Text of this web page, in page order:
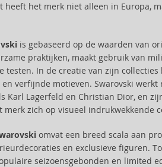
heeft het merk niet alleen in Europa,
is gebaseerd op de waarden van
praktijken, maakt gebruik van
testen. In de creatie van zijn
verfijnde motieven. Swarovski
Karl Lagerfeld en Christian Dior, en
merk zich op visueel
omvat een breed scala aan
en exclusieve figuren.
seizoensgebonden en limited